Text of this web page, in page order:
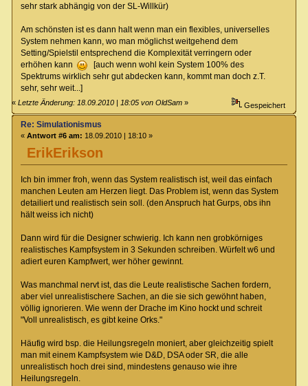
sehr stark abhängig von der SL-Willkür)
Am schönsten ist es dann halt wenn man ein flexibles, universelles
System nehmen kann, wo man möglichst weitgehend dem
Setting/Spielstil entsprechend die Komplexität verringern oder
erhöhen kann
[auch wenn wohl kein System 100% des
Spektrums wirklich sehr gut abdecken kann, kommt man doch z.T.
sehr, sehr weit...]
«Letzte Änderung: 18.09.2010 | 18:05 von OldSam » Gespeichert
ErikErikson
Re: Simulationismus
« Antwort #6 am: 18.09.2010 | 18:10 »
Ich bin immer froh, wenn das System realistisch ist, weil das einfach
manchen Leuten am Herzen liegt. Das Problem ist, wenn das System
detailiert und realistisch sein soll. (den Anspruch hat Gurps, obs ihn
hält weiss ich nicht)
Dann wird für die Designer schwierig. Ich kann nen grobkörniges
realistisches Kampfsystem in 3 Sekunden schreiben. Würfelt w6 und
adiert euren Kampfwert, wer höher gewinnt.
Was manchmal nervt ist, das die Leute realistische Sachen fordern,
aber viel unrealistischere Sachen, an die sie sich gewöhnt haben,
völlig ignorieren. Wie wenn der Drache im Kino hockt und schreit
"Voll unrealistisch, es gibt keine Orks."
Häufig wird bsp. die Heilungsregeln moniert, aber gleichzeitig spielt
man mit einem Kampfsystem wie D&D, DSA oder SR, die alle
unrealistisch hoch drei sind, mindestens genauso wie ihre
Heilungsregeln.